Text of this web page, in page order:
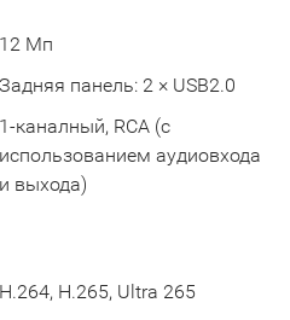
12 Мп
Задняя панель: 2 × USB2.0
1-каналный, RCA (с
использованием аудиовхода
и выхода)
H.264, H.265, Ultra 265